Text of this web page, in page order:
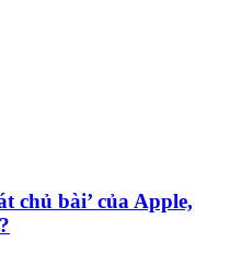
chủ bài’ của Apple,